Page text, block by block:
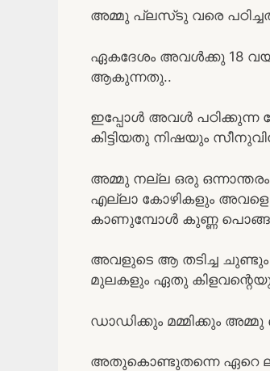
അമ്മു പ്ലസ്‌ടു വരെ
ഏകദേശം അവൾക്കു 18
ആകുന്നതു..
ഇപ്പോൾ അവൾ പഠിക്കുന്ന
കിട്ടിയതു നിഷയും
അമ്മു നല്ല ഒരു
എല്ലാ കോഴികളും അവളെ
കാണുമ്പോൾ കുണ്ണ
അവളുടെ ആ തടിച്ച ചുണ്ടും
മുലകളും ഏതു
ഡാഡിക്കും മമ്മിക്കും അമ്മു
അതുകൊണ്ടുതന്നെ ഏറെ